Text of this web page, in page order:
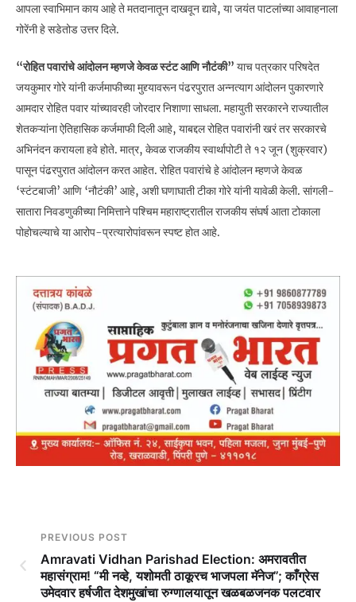
आपला स्वाभिमान काय आहे ते मतदानातून दाखवून द्यावे, या जयंत पाटलांच्या आवाहनाला
गोरेंनी हे सडेतोड उत्तर दिले.
“रोहित पवारांचे आंदोलन म्हणजे केवळ स्टंट आणि नौटंकी” याच पत्रकार परिषदेत
जयकुमार गोरे यांनी कर्जमाफीच्या मुद्द्यावरून पंढरपुरात अन्नत्याग आंदोलन पुकारणारे
आमदार रोहित पवार यांच्यावरही जोरदार निशाणा साधला. महायुती सरकारने राज्यातील
शेतकऱ्यांना ऐतिहासिक कर्जमाफी दिली आहे, याबद्दल रोहित पवारांनी खरं तर सरकारचे
अभिनंदन करायला हवे होते. मात्र, केवळ राजकीय स्वार्थापोटी ते १२ जून (शुक्रवार)
पासून पंढरपुरात आंदोलन करत आहेत. रोहित पवारांचे हे आंदोलन म्हणजे केवळ
‘स्टंटबाजी’ आणि ‘नौटंकी’ आहे, अशी घणाघाती टीका गोरे यांनी यावेळी केली. सांगली-
सातारा निवडणुकीच्या निमित्ताने पश्चिम महाराष्ट्रातील राजकीय संघर्ष आता टोकाला
पोहोचल्याचे या आरोप-प्रत्यारोपांवरून स्पष्ट होत आहे.
PREVIOUS POST
Amravati Vidhan Parishad Election: अमरावतीत
महासंग्राम! “मी नव्हे, यशोमती ठाकूरच भाजपला मॅनेज”; काँग्रेस
उमेदवार हर्षजीत देशमुखांचा रुग्णालयातून खळबळजनक पलटवार